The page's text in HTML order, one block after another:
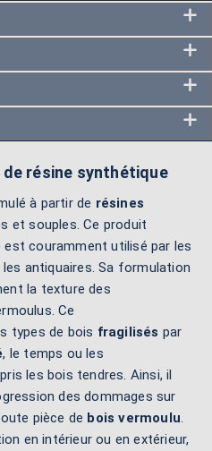
de résine synthétique
à partir de résines
et souples. Ce produit
est couramment utilisé par les
antiquaires. Sa formulation
la texture des
Ce
types de bois fragilisés par
, le temps ou les
les bois tendres. Ainsi, il
des dommages sur
pièce de bois vermoulu.
en intérieur ou en extérieur,